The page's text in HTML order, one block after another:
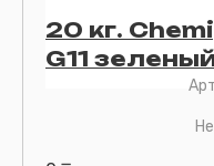
20 кг.
G11